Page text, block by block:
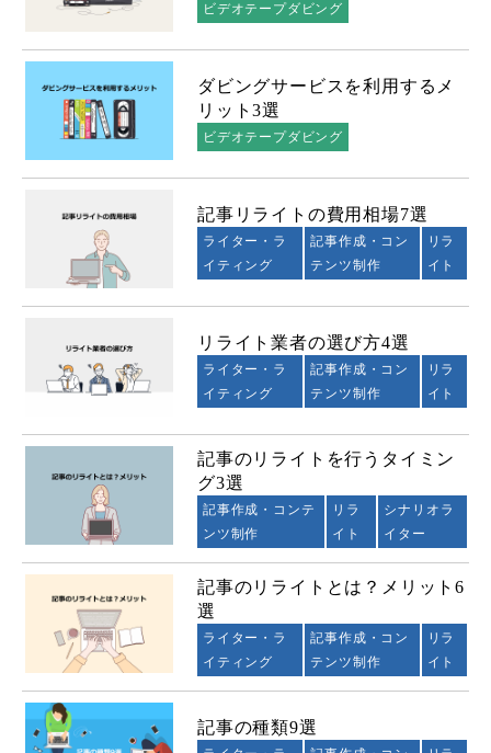
ビデオテープダビング
ダビングサービスを利用するメ
リット3選
ビデオテープダビング
記事リライトの費用相場7選
ライター・ラ
イティング
記事作成・コン
テンツ制作
リラ
イト
リライト業者の選び方4選
ライター・ラ
イティング
記事作成・コン
テンツ制作
リラ
イト
記事のリライトを行うタイミン
グ3選
記事作成・コンテ
ンツ制作
リラ
イト
シナリオラ
イター
記事のリライトとは？メリット6
選
ライター・ラ
イティング
記事作成・コン
テンツ制作
リラ
イト
記事の種類9選